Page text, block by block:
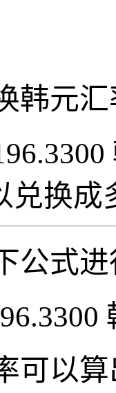
韩元
兑换成
公式
可以